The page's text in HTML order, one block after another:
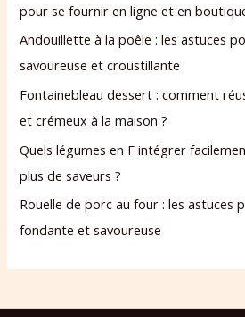
pour se fournir en ligne et en
Andouillette à la poêle : les astuces
savoureuse et croustillante
Fontainebleau dessert : comment
et crémeux à la maison ?
Quels légumes en F intégrer
plus de saveurs ?
Rouelle de porc au four : les astuces
fondante et savoureuse